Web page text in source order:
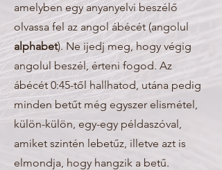
amelyben egy anyanyelvi beszélő
olvassa fel az angol ábécét (angolul
alphabet). Ne ijedj meg, hogy végig
angolul beszél, érteni fogod. Az
ábécét 0:45-től hallhatod, utána pedig
minden betűt még egyszer elismétel,
külön-külön, egy-egy példaszóval,
amiket szintén lebetűz, illetve azt is
elmondja, hogy hangzik a betű.